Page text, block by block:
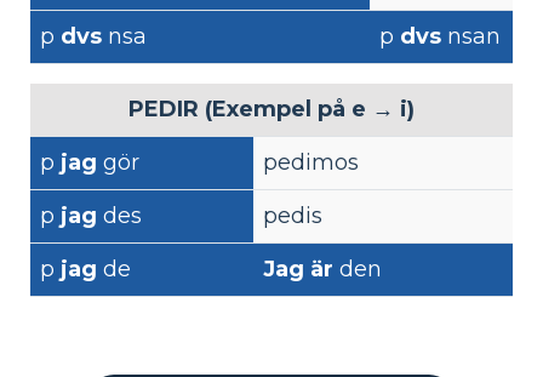
p dvs nsa p dvs nsan
PEDIR (Exempel på e → i)
p jag gör
pedimos
p jag des
pedis
p jag de Jag är den